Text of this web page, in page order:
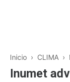
Inicio › CLIMA ›
Inumet